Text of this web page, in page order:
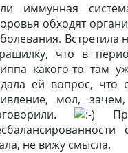
иммунная
обходят
Встретила
что в
какого-то там
ей вопрос, что
мол,
не вижу смысла.